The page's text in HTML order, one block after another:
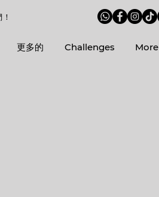
更多的 Challenges More